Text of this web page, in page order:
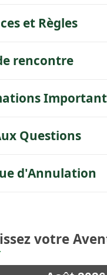
et Règles
rencontre
Questions
d'Annulation
votre